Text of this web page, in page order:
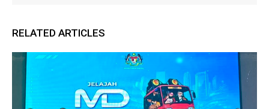
RELATED ARTICLES